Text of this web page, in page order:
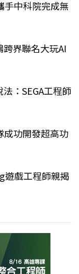
手中科院完成無
界聯名大玩AI
：SEGA工程師
成功開發超高功
遊戲工程師親揭